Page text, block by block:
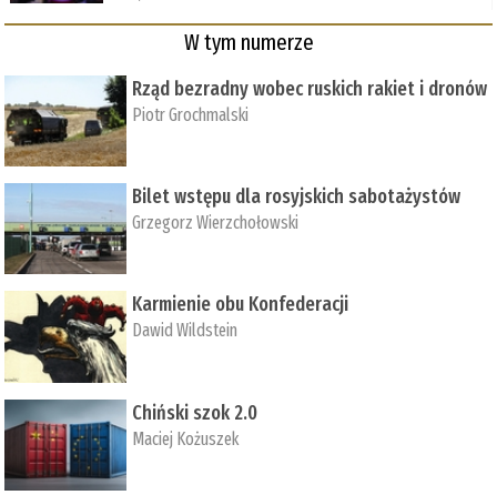
W tym numerze
Rząd bezradny wobec ruskich rakiet i dronów
Piotr Grochmalski
Bilet wstępu dla rosyjskich sabotażystów
Grzegorz Wierzchołowski
Karmienie obu Konfederacji
Dawid Wildstein
Chiński szok 2.0
Maciej Kożuszek